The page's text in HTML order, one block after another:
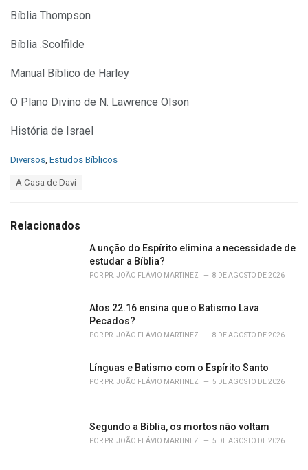
Bíblia Thompson
Bíblia .Scolfilde
Manual Bíblico de Harley
O Plano Divino de N. Lawrence Olson
História de Israel
C
o
r
Diversos Estudos Bíblicos
:
A Casa de Davi
Relacionados
A unção do Espírito elimina a necessidade de
estudar a Bíblia?
POR PR. JOÃO FLÁVIO MARTINEZ 8 DE AGOSTO DE 2026
Atos 22.16 ensina que o Batismo Lava
Pecados?
POR PR. JOÃO FLÁVIO MARTINEZ 8 DE AGOSTO DE 2026
Línguas e Batismo com o Espírito Santo
POR PR. JOÃO FLÁVIO MARTINEZ 5 DE AGOSTO DE 2026
Segundo a Bíblia, os mortos não voltam
POR PR. JOÃO FLÁVIO MARTINEZ 5 DE AGOSTO DE 2026